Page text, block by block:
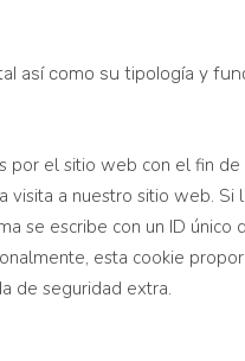
así como su tipología y
por el sitio web con el fin
a nuestro sitio web.
escribe con un ID único
esta cookie
de seguridad extra.